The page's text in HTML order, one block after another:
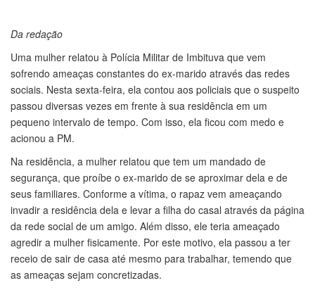
Da redação
Uma mulher relatou à Polícia Militar de Imbituva que vem
sofrendo ameaças constantes do ex-marido através das redes
sociais. Nesta sexta-feira, ela contou aos policiais que o suspeito
passou diversas vezes em frente à sua residência em um
pequeno intervalo de tempo. Com isso, ela ficou com medo e
acionou a PM.
Na residência, a mulher relatou que tem um mandado de
segurança, que proíbe o ex-marido de se aproximar dela e de
seus familiares. Conforme a vítima, o rapaz vem ameaçando
invadir a residência dela e levar a filha do casal através da página
da rede social de um amigo. Além disso, ele teria ameaçado
agredir a mulher fisicamente. Por este motivo, ela passou a ter
receio de sair de casa até mesmo para trabalhar, temendo que
as ameaças sejam concretizadas.